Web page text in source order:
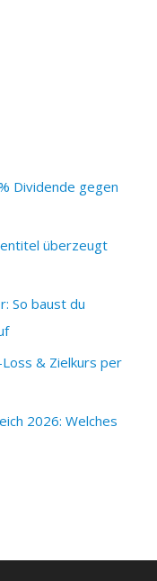
Dividende gegen
überzeugt
So baust du
& Zielkurs per
2026: Welches